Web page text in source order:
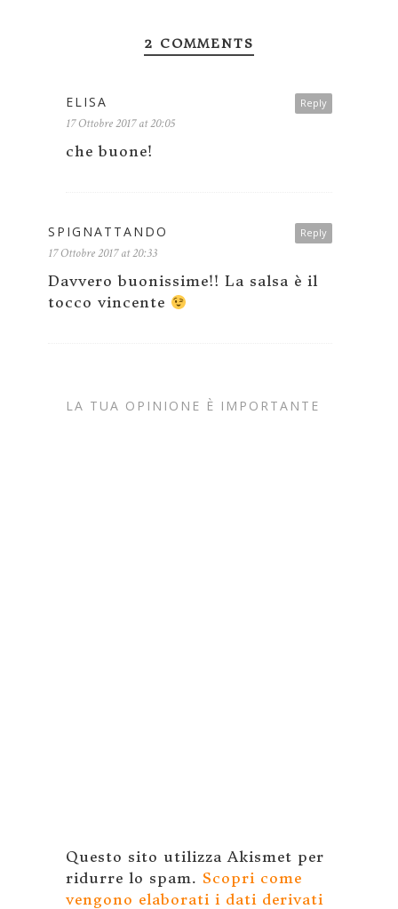
2 COMMENTS
Reply
ELISA
17 Ottobre 2017 at 20:05
che buone!
Reply
SPIGNATTANDO
17 Ottobre 2017 at 20:33
Davvero buonissime!! La salsa è il
tocco vincente
LA TUA OPINIONE È IMPORTANTE
Questo sito utilizza Akismet per
ridurre lo spam. Scopri come
vengono elaborati i dati derivati